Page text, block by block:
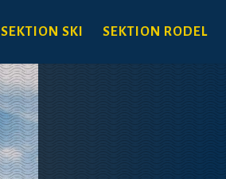
SEKTION SKI SEKTION RODEL